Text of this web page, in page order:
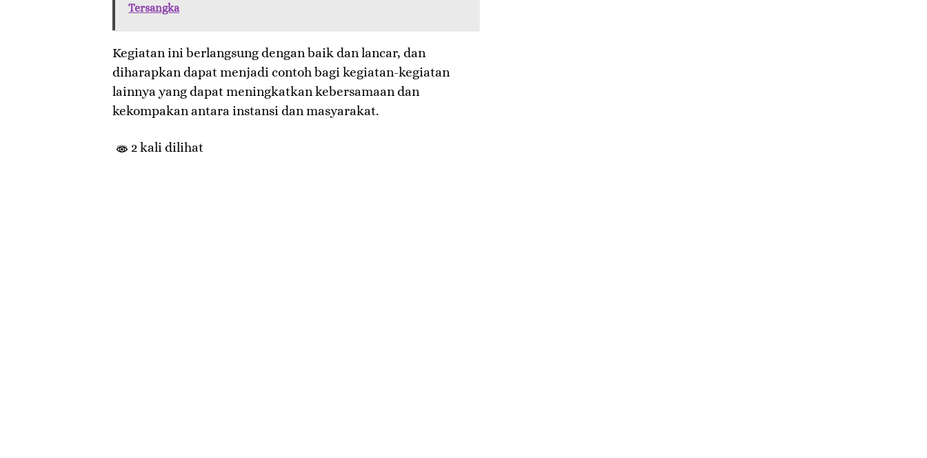
Tersangka
Kegiatan ini berlangsung dengan baik dan lancar, dan
diharapkan dapat menjadi contoh bagi kegiatan-kegiatan
lainnya yang dapat meningkatkan kebersamaan dan
kekompakan antara instansi dan masyarakat.
2 kali dilihat